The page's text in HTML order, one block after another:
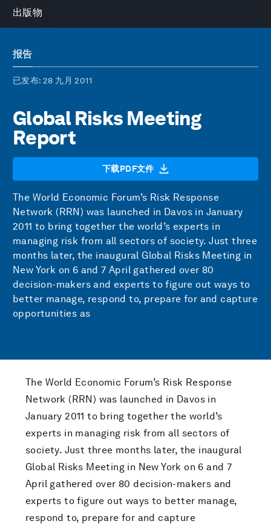
出版物
报告
已发布: 28 九月 2011
Global Risks Meeting
Report
下载PDF文件
The World Economic Forum’s Risk Response
Network (RRN) was launched in Davos in January
2011 to bring together the world’s experts in
managing risk from all sectors of society. Just three
months later, the inaugural Global Risks Meeting in
New York on 6 and 7 April gathered over 80
decision-makers and experts to figure out ways to
better manage, respond to, prepare for and capture
opportunities as
The World Economic Forum’s Risk Response
Network (RRN) was launched in Davos in
January 2011 to bring together the world’s
experts in managing risk from all sectors of
society. Just three months later, the inaugural
Global Risks Meeting in New York on 6 and 7
April gathered over 80 decision-makers and
experts to figure out ways to better manage,
respond to, prepare for and capture